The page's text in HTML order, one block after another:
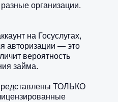
организации.
на Госуслугах,
авторизации — это
вероятность
займа.
ТОЛЬКО